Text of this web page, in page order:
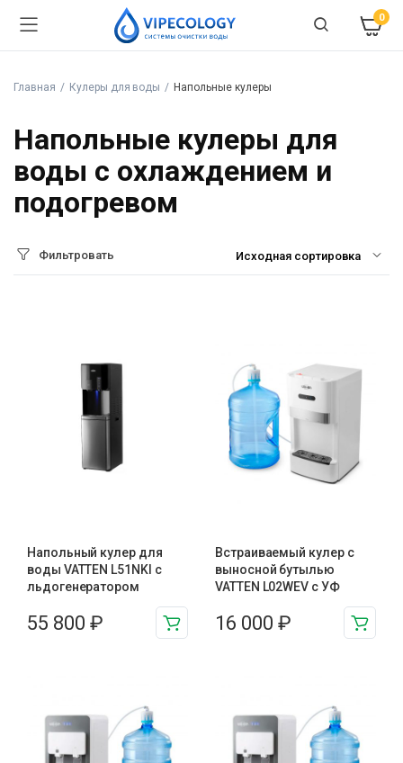
0
Главная Кулеры для воды Напольные кулеры
Напольные кулеры для
воды с охлаждением и
подогревом
Фильтровать
Напольный кулер для
воды VATTEN L51NKI с
льдогенератором
55 800 ₽
Встраиваемый кулер с
выносной бутылью
VATTEN L02WEV c УФ
16 000 ₽